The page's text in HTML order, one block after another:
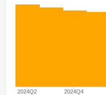
2024Q2 2024Q4